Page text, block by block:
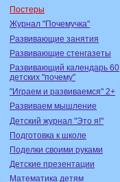
Постеры
Журнал "Почемучка"
Развивающие занятия
Развивающие стенгазеты
Развивающий календарь 60
детских "почему"
"Играем и развиваемся" 2+
Развиваем мышление
Детский журнал "Это я!"
Подготовка к школе
Поделки своими руками
Детские презентации
Математика детям